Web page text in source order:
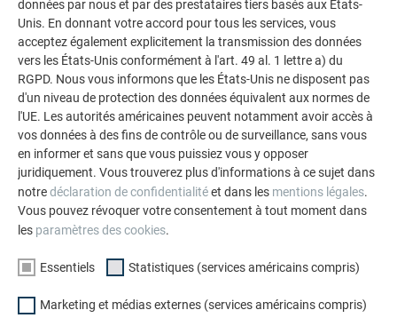
2 EN 1 : PREFA SOLAIRE : UN TOIT ULTRA
données par nous et par des prestataires tiers basés aux États-
Unis. En donnant votre accord pour tous les services, vous
acceptez également explicitement la transmission des données
vers les États-Unis conformément à l'art. 49 al. 1 lettre a) du
RGPD. Nous vous informons que les États-Unis ne disposent pas
d'un niveau de protection des données équivalent aux normes de
l'UE. Les autorités américaines peuvent notamment avoir accès à
vos données à des fins de contrôle ou de surveillance, sans vous
en informer et sans que vous puissiez vous y opposer
juridiquement. Vous trouverez plus d'informations à ce sujet dans
notredéclaration de confidentialitéet dans les mentions légales.
Vous pouvez révoquer votre consentement à tout moment dans
les paramètres des cookies.
Essentiels Statistiques (services américains compris)
Marketing et médias externes (services américains compris)